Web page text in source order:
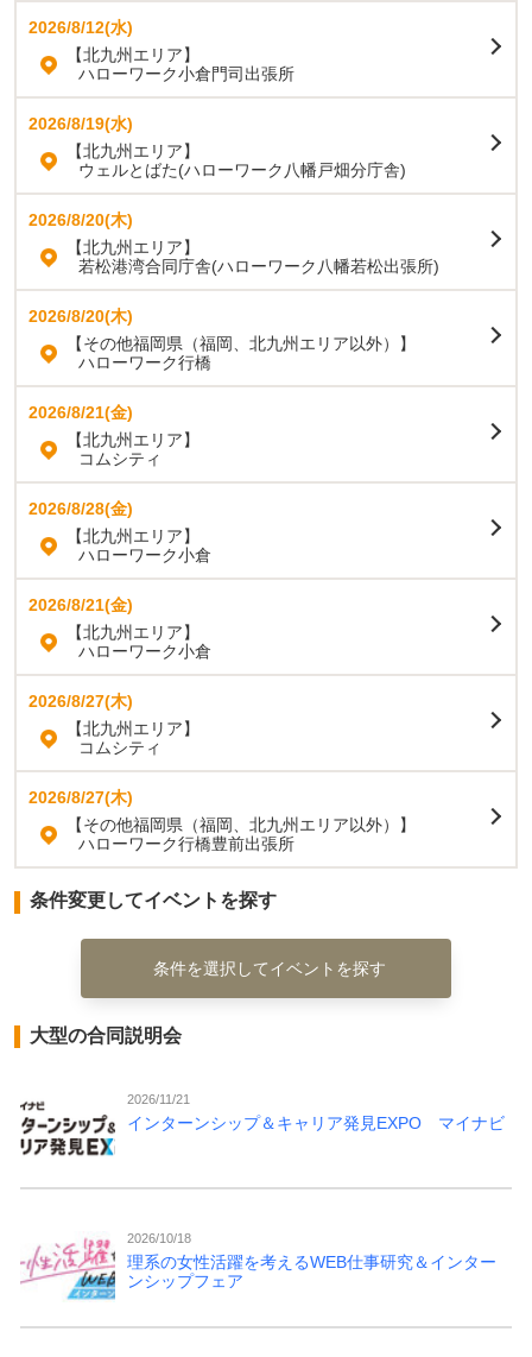
2026/8/12(水)
【北九州エリア】
ハローワーク小倉門司出張所
2026/8/19(水)
【北九州エリア】
ウェルとばた(ハローワーク八幡戸畑分庁舎)
2026/8/20(木)
【北九州エリア】
若松港湾合同庁舎(ハローワーク八幡若松出張所)
2026/8/20(木)
【その他福岡県（福岡、北九州エリア以外）】
ハローワーク行橋
2026/8/21(金)
【北九州エリア】
コムシティ
2026/8/28(金)
【北九州エリア】
ハローワーク小倉
2026/8/21(金)
【北九州エリア】
ハローワーク小倉
2026/8/27(木)
【北九州エリア】
コムシティ
2026/8/27(木)
【その他福岡県（福岡、北九州エリア以外）】
ハローワーク行橋豊前出張所
条件変更してイベントを探す
条件を選択してイベントを探す
大型の合同説明会
2026/11/21
インターンシップ＆キャリア発見EXPO マイナビ
2026/10/18
理系の女性活躍を考えるWEB仕事研究＆インター
ンシップフェア